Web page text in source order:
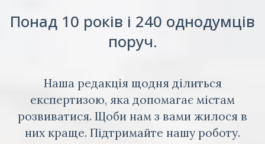
Понад 10 років і 240 однодумців
поруч.
Наша редакція щодня ділиться
експертизою, яка допомагає містам
розвиватися. Щоби нам з вами жилося в
них краще. Підтримайте нашу роботу.